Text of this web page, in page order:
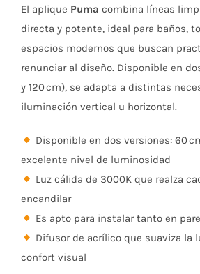
El aplique Puma combina líneas
directa y potente, ideal para baños,
espacios modernos que buscan
renunciar al diseño. Disponible en
y 120 cm), se adapta a distintas
iluminación vertical u horizontal.
Disponible en dos versiones: 60
excelente nivel de luminosidad
Luz cálida de 3000K que realza
encandilar
Es apto para instalar tanto en
Difusor de acrílico que suaviza la
confort visual